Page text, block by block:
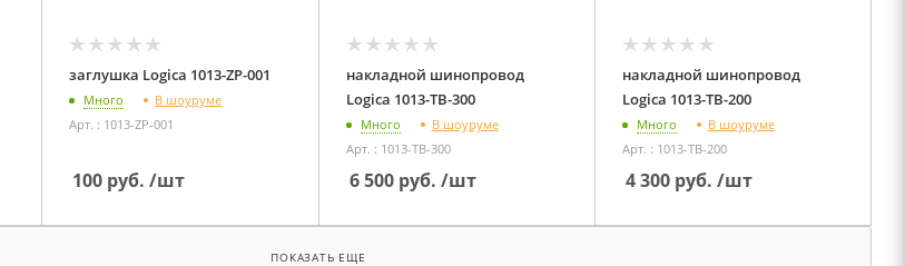
заглушка Logica 1013-ZP-001
Много
В шоуруме
Арт. : 1013-ZP-001
100 руб. /шт
накладной шинопровод
Logica 1013-TB-300
Много
В шоуруме
Арт. : 1013-TB-300
6 500руб. /шт
накладной шинопровод
Logica 1013-TB-200
Много
В шоуруме
Арт. : 1013-TB-200
4 300руб. /шт
ПОКАЗАТЬ ЕЩЕ